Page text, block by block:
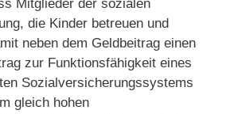
Mitglieder der sozialen
die Kinder betreuen und
neben dem Geldbeitrag einen
zur Funktionsfähigkeit eines
Sozialversicherungssystems
gleich hohen